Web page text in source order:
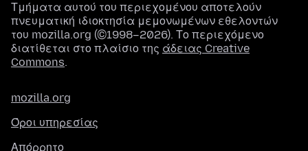
Τμήματα αυτού του περιεχομένου αποτελούν
πνευματική ιδιοκτησία μεμονωμένων εθελοντών
του mozilla.org (©1998–2026). Το περιεχόμενο
διατίθεται στο πλαίσιο της άδειας Creative
Commons.
mozilla.org
Όροι υπηρεσίας
Απόρρητο